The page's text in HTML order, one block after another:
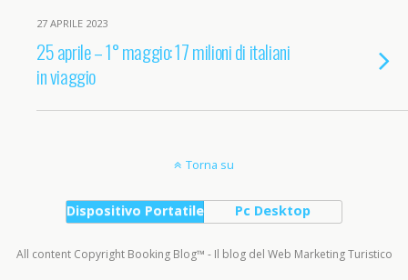
27 APRILE 2023
25 aprile – 1° maggio: 17 milioni di italiani
in viaggio
Torna su
Dispositivo Portatile Pc Desktop
All content Copyright Booking Blog™ - Il blog del Web Marketing Turistico